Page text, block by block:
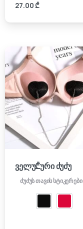
27.00₾
ველუ₾ური ძუძუ
ძუძუს თავის სტიკერები